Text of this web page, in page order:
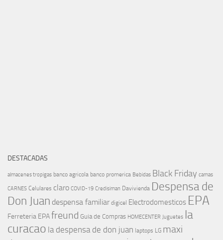
DESTACADAS
almacenes tropigas banco agricola banco promerica Bebidas Black Friday camas
CARNES Celulares claro COVID-19 Credisiman Davivienda Despensa de
Don Juan despensa familiar digicel Electrodomesticos EPA
Ferreteria EPAfreund Guia de Compras HOMECENTER Juguetes la
curacao la despensa de don juan laptops LG maxi